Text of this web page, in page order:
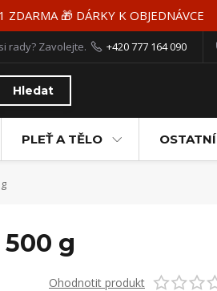
🎁 DÁRKY K OBJEDNÁVCE
Hledat
rady? Zavolejte. +420 777 164 090
PLEŤ A TĚLO OSTATNÍ
g
Ohodnotit produkt